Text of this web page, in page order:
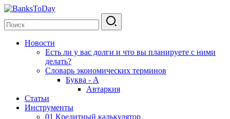
Новости
Есть ли у вас долги и что вы планируете с ними
делать?
Словарь экономических терминов
Буква - А
Автаркия
Статьи
Инструменты
01 Кредитный калькулятор